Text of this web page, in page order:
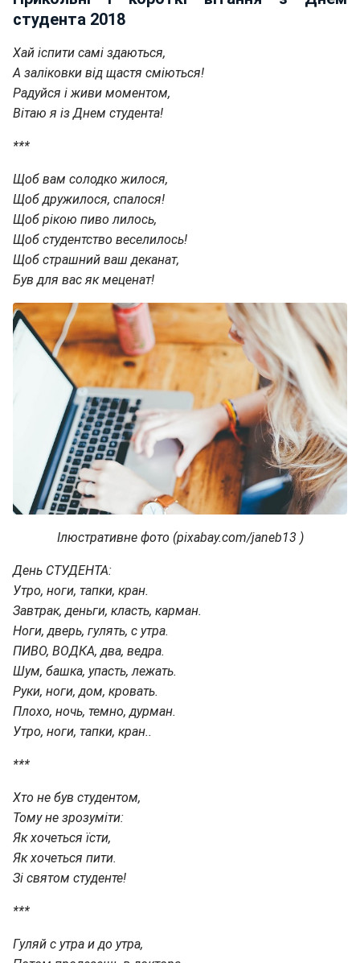
студента 2018
Хай іспити самі здаються,
А заліковки від щастя сміються!
Радуйся і живи моментом,
Вітаю я із Днем студента!
***
Щоб вам солодко жилося,
Щоб дружилося, спалося!
Щоб рікою пиво лилось,
Щоб студентство веселилось!
Щоб страшний ваш деканат,
Був для вас як меценат!
Ілюстративне фото (pixabay.com/janeb13 )
День СТУДЕНТА:
Утро, ноги, тапки, кран.
Завтрак, деньги, класть, карман.
Ноги, дверь, гулять, с утра.
ПИВО, ВОДКА, два, ведра.
Шум, башка, упасть, лежать.
Руки, ноги, дом, кровать.
Плохо, ночь, темно, дурман.
Утро, ноги, тапки, кран..
***
Хто не був студентом,
Тому не зрозуміти:
Як хочеться їсти,
Як хочеться пити.
Зі святом студенте!
***
Гуляй с утра и до утра,